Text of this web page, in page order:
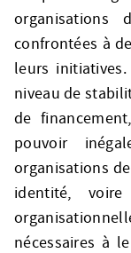
organisations
confrontées à
leurs
niveau de
de
pouvoir
organisations
identité,
nécessaires à